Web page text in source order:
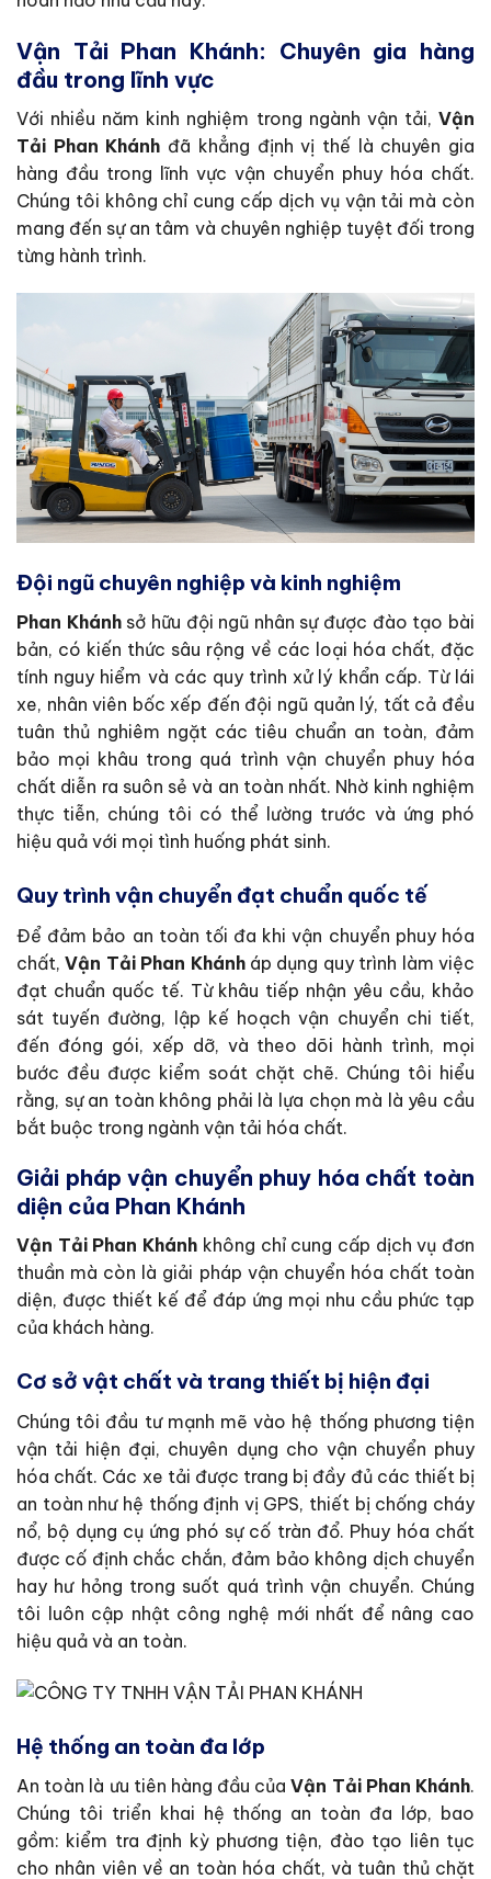
Vận Tải Phan Khánh: Chuyên gia hàng
đầu trong lĩnh vực
Với nhiều năm kinh nghiệm trong ngành vận tải, Vận
Tải Phan Khánh đã khẳng định vị thế là chuyên gia
hàng đầu trong lĩnh vực vận chuyển phuy hóa chất.
Chúng tôi không chỉ cung cấp dịch vụ vận tải mà còn
mang đến sự an tâm và chuyên nghiệp tuyệt đối trong
từng hành trình.
Đội ngũ chuyên nghiệp và kinh nghiệm
Phan Khánhsở hữu đội ngũ nhân sự được đào tạo bài
bản, có kiến thức sâu rộng về các loại hóa chất, đặc
tính nguy hiểm và các quy trình xử lý khẩn cấp. Từ lái
xe, nhân viên bốc xếp đến đội ngũ quản lý, tất cả đều
tuân thủ nghiêm ngặt các tiêu chuẩn an toàn, đảm
bảo mọi khâu trong quá trình vận chuyển phuy hóa
chất diễn ra suôn sẻ và an toàn nhất. Nhờ kinh nghiệm
thực tiễn, chúng tôi có thể lường trước và ứng phó
hiệu quả với mọi tình huống phát sinh.
Quy trình vận chuyển đạt chuẩn quốc tế
Để đảm bảo an toàn tối đa khi vận chuyển phuy hóa
chất,Vận Tải Phan Khánháp dụng quy trình làm việc
đạt chuẩn quốc tế. Từ khâu tiếp nhận yêu cầu, khảo
sát tuyến đường, lập kế hoạch vận chuyển chi tiết,
đến đóng gói, xếp dỡ, và theo dõi hành trình, mọi
bước đều được kiểm soát chặt chẽ. Chúng tôi hiểu
rằng, sự an toàn không phải là lựa chọn mà là yêu cầu
bắt buộc trong ngành vận tải hóa chất.
Giải pháp vận chuyển phuy hóa chất toàn
diện của Phan Khánh
Vận Tải Phan Khánh không chỉ cung cấp dịch vụ đơn
thuần mà còn là giải pháp vận chuyển hóa chất toàn
diện, được thiết kế để đáp ứng mọi nhu cầu phức tạp
của khách hàng.
Cơ sở vật chất và trang thiết bị hiện đại
Chúng tôi đầu tư mạnh mẽ vào hệ thống phương tiện
vận tải hiện đại, chuyên dụng cho vận chuyển phuy
hóa chất. Các xe tải được trang bị đầy đủ các thiết bị
an toàn như hệ thống định vị GPS, thiết bị chống cháy
nổ, bộ dụng cụ ứng phó sự cố tràn đổ. Phuy hóa chất
được cố định chắc chắn, đảm bảo không dịch chuyển
hay hư hỏng trong suốt quá trình vận chuyển. Chúng
tôi luôn cập nhật công nghệ mới nhất để nâng cao
hiệu quả và an toàn.
Hệ thống an toàn đa lớp
An toàn là ưu tiên hàng đầu củaVận Tải Phan Khánh.
Chúng tôi triển khai hệ thống an toàn đa lớp, bao
gồm: kiểm tra định kỳ phương tiện, đào tạo liên tục
cho nhân viên về an toàn hóa chất, và tuân thủ chặt